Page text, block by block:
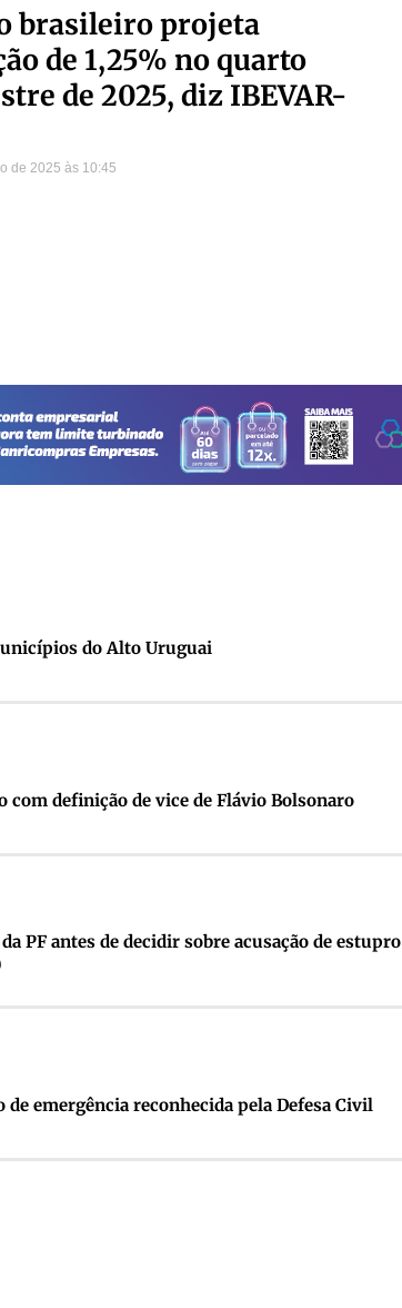
brasileiro projeta
de 1,25% no quarto
de 2025, diz IBEVAR-
de 2025 10:45
do Alto Uruguai
com definição de vice de Flávio Bolsonaro
PF antes de decidir sobre acusação de estupro
de emergência reconhecida pela Defesa Civil